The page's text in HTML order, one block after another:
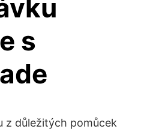
s
z důležitých pomůcek